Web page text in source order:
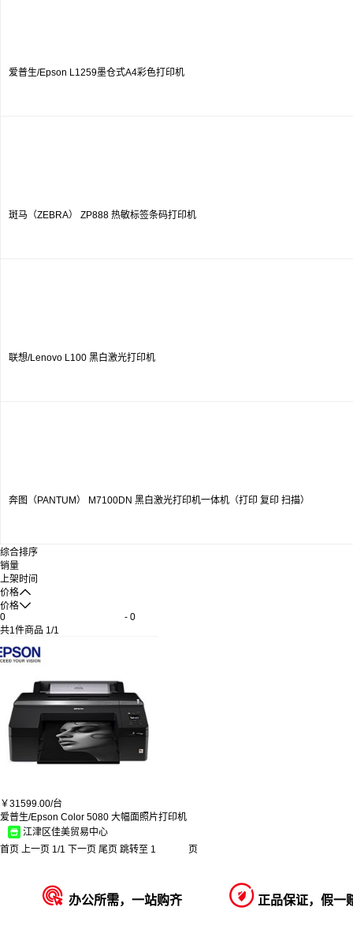
爱普生/Epson L1259墨仓式A4彩色打印机
斑马（ZEBRA） ZP888 热敏标签条码打印机
联想/Lenovo L100 黑白激光打印机
奔图（PANTUM） M7100DN 黑白激光打印机一体机（打印 复印 扫描）
综合排序
销量
上架时间
价格
价格
-
共1件商品 1/1
￥31599.00/台
爱普生/Epson Color 5080 大幅面照片打印机
江津区佳美贸易中心
首页 上一页 1/1 下一页 尾页 跳转至 页
 办公所需，一站购齐  正品保证，假一